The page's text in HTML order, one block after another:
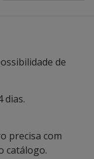
de
dias.
precisa com
catálogo.